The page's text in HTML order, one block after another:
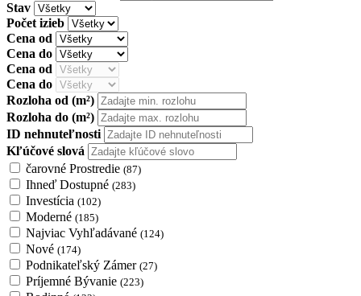
Stav
Počet izieb
Cena od
Cena do
Cena od
Cena do
Rozloha od (m²)
Rozloha do (m²)
ID nehnuteľnosti
Kľúčové slová
čarovné Prostredie (87)
Ihneď Dostupné (283)
Investícia (102)
Moderné (185)
Najviac Vyhľadávané (124)
Nové (174)
Podnikateľský Zámer (27)
Príjemné Bývanie (223)